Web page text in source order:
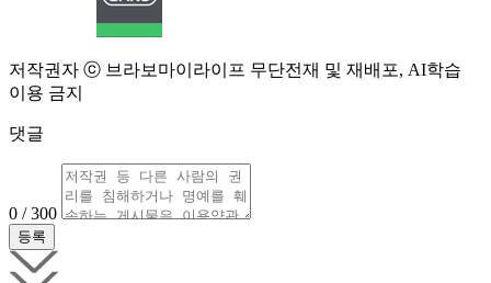
저작권자 ⓒ 브라보마이라이프 무단전재 및 재배포, AI학습
이용 금지
댓글
0 / 300